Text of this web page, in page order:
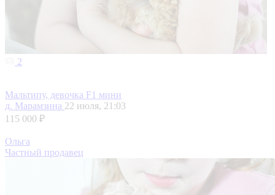
2
Мальтипу, девочка F1 мини
д. Марамзина 22 июля, 21:03
115 000 ₽
Ольга
Частный продавец